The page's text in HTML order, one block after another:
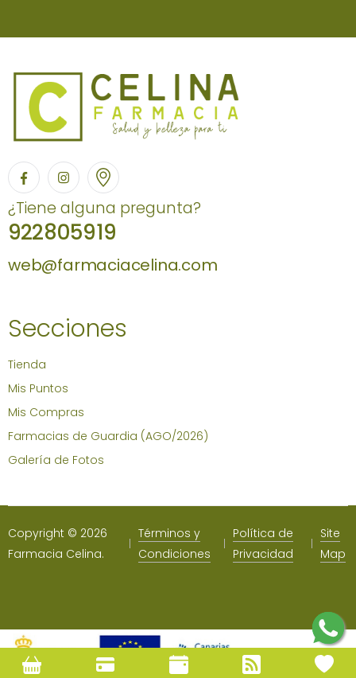
¿Tiene alguna pregunta?
922805919
web@farmaciacelina.com
Secciones
Tienda
Mis Puntos
Mis Compras
Farmacias de Guardia (AGO/2026)
Galería de Fotos
Copyright © 2026
Farmacia Celina.
Términos y
Condiciones
Política de
Privacidad
Site
Map